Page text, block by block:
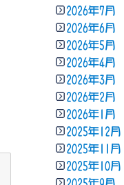
2026年7月
2026年6月
2026年5月
2026年4月
2026年3月
2026年2月
2026年1月
2025年12月
2025年11月
2025年10月